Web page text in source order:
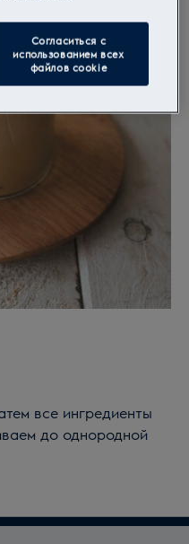
все ингредиенты
до однородной
Согласиться с
использованием всех
файлов cookie